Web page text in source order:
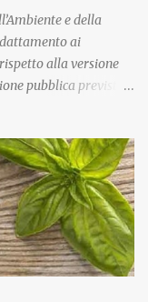
e della
ai
alla versione
pubblica prevista
al minimo i
la capacità
economici, nonchè
che si potranno
La proposta di
di due riunioni
scorsi. Esaminate